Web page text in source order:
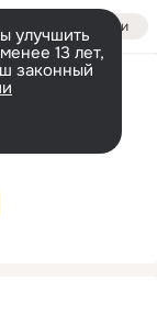
Войти
улучшить
13 лет,
законный